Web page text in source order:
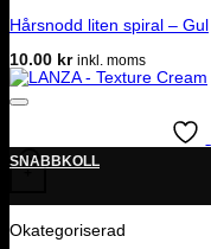
Hårsnodd liten spiral – Gul
10.00 kr inkl. moms
+
SNABBKOLL
Okategoriserad